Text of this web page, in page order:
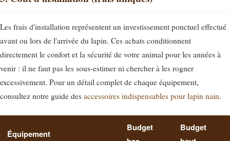
Les frais d'installation représentent un investissement ponctuel effectué
avant ou lors de l'arrivée du lapin. Ces achats conditionnent
directement le confort et la sécurité de votre animal pour les années à
venir : il ne faut pas les sous-estimer ni chercher à les rogner
excessivement. Pour un détail complet de chaque équipement,
consultez notre guide des accessoires indispensables pour lapin nain.
Équipement
Budget
Budget